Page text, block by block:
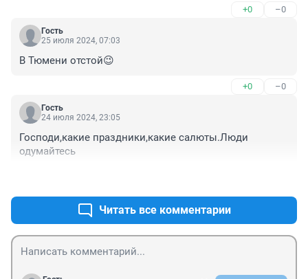
+0 –0
Гость
25 июля 2024, 07:03
В Тюмени отстой😉
+0 –0
Гость
24 июля 2024, 23:05
Господи,какие праздники,какие салюты.Люди
одумайтесь
Читать все комментарии